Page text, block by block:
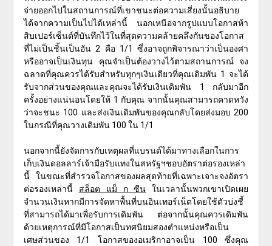
จ่ายออกไปในสถานการณ์ที่เขาชนะต่อความเสี่ยงนั้นอธิบาย
ได้จากความเป็นไปได้เหล่านี้ นอกเหนือจากรูปแบบโอกาสห้า
สิบเปอร์เซ็นต์ที่บันทึกไว้ในที่สุดความคล้ายคลึงกันของโอกาส
ที่ไม่เป็นชิ้นเป็นอัน 2 คือ 1/1 ซึ่งอาจถูกพิจารณาว่าเป็นองศา
หรืออาจเป็นเงินทุน คุณจำเป็นต้องวางไว้ตามสถานการณ์ จง
ฉลาดที่คุณควรได้รับสำหรับทุกๆเงินเดียวที่คุณเดิมพัน 1 จะได้
รับจากส่วนของคุณและคุณจะได้รับเงินเดิมพัน 1 กลับมาอีก
ครั้งอย่างแน่นอนโดยให้ 1 กับคุณ จากนั้นคุณสามารถคาดหวัง
ว่าจะชนะ 100 และส่งเงินเดิมพันของคุณกลับโดยส่งมอบ 200
ในกรณีที่คุณวางเดิมพัน 100 ใน 1/1
นอกจากนี้ยังจัดการกับเหตุผลที่แบรนด์ได้มาทางเลือกในการ
เก็บเงินดอลลาร์เจ้ามือรับแทงในสหรัฐฯชอบอัตราต่อรองเหล่า
นี้ ในขณะที่สำรวจโอกาสของผลสุดท้ายที่เฉพาะเจาะจงอัตรา
ต่อรองเหล่านี้ สล็อต แม็ ก ซีน ในเวลานั้นพวกเขาเปิดเผย
จำนวนเงินหากมีการจัดหาพื้นที่บนอินเทอร์เน็ตโดยใช้ตัวบ่งชี้
ที่สามารถได้มาเพื่อรับการเดิมพัน ต่อจากนั้นคุณควรเดิมพัน
ด้วยเหตุการณ์ที่มีโอกาสเป็นทศนิยมสองตำแหน่งหรือเป็น
เศษส่วนของ 1/1 โอกาสของอเมริกาอาจเป็น 100 ซึ่งคุณ